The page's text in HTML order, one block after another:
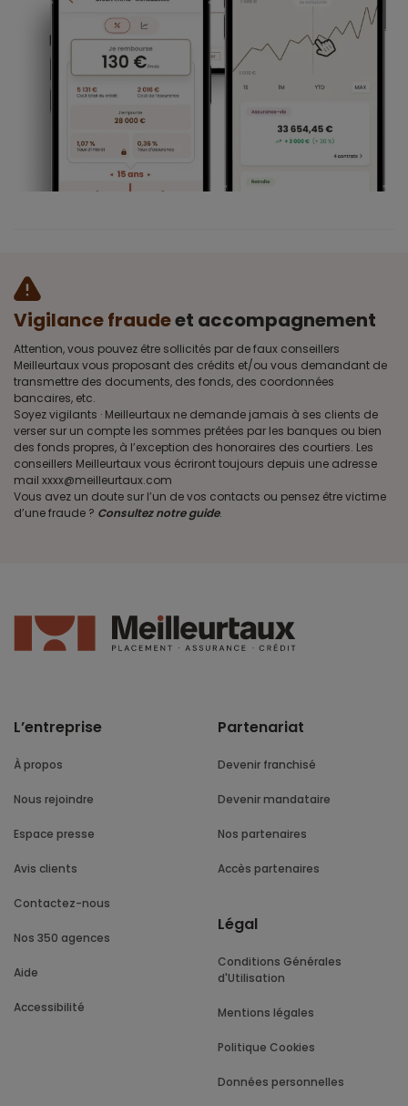
Vigilance fraudeet accompagnement
Attention, vous pouvez être sollicités par de faux conseillers
Meilleurtaux vous proposant des crédits et/ou vous demandant de
transmettre des documents, des fonds, des coordonnées
bancaires, etc.
Soyez vigilants · Meilleurtaux ne demande jamais à ses clients de
verser sur un compte les sommes prêtées par les banques ou bien
des fonds propres, à l’exception des honoraires des courtiers. Les
conseillers Meilleurtaux vous écriront toujours depuis une adresse
mail xxxx@meilleurtaux.com
Vous avez un doute sur l’un de vos contacts ou pensez être victime
d’une fraude ? Consultez notre guide.
L’entreprise
À propos
Nous rejoindre
Espace presse
Avis clients
Contactez-nous
Nos 350 agences
Aide
Accessibilité
Partenariat
Devenir franchisé
Devenir mandataire
Nos partenaires
Accès partenaires
Légal
Conditions Générales
d'Utilisation
Mentions légales
Politique Cookies
Données personnelles